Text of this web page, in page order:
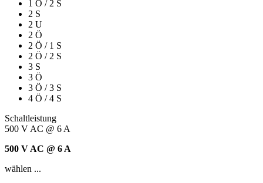
1 Ö / 2 S
2 S
2 U
2 Ö
2 Ö / 1 S
2 Ö / 2 S
3 S
3 Ö
3 Ö / 3 S
4 Ö / 4 S
Schaltleistung
500 V AC @ 6 A
500 V AC @ 6 A
wählen ...